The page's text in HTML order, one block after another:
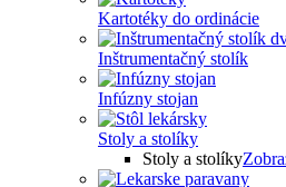
Kartotéky do ordinácie
Inštrumentačný stolík
Infúzny stojan
Stoly a stolíky
Stoly a stolíky